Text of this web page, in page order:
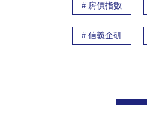
# 房價指數
# 信義企研